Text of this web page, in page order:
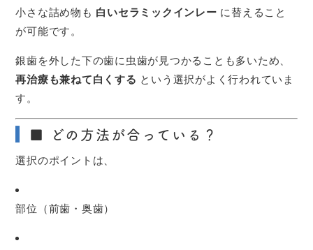
小さな詰め物も 白いセラミックインレー に替えること
が可能です。
銀歯を外した下の歯に虫歯が見つかることも多いため、
再治療も兼ねて白くする という選択がよく行われていま
す。
■ どの方法が合っている？
選択のポイントは、
部位（前歯・奥歯）